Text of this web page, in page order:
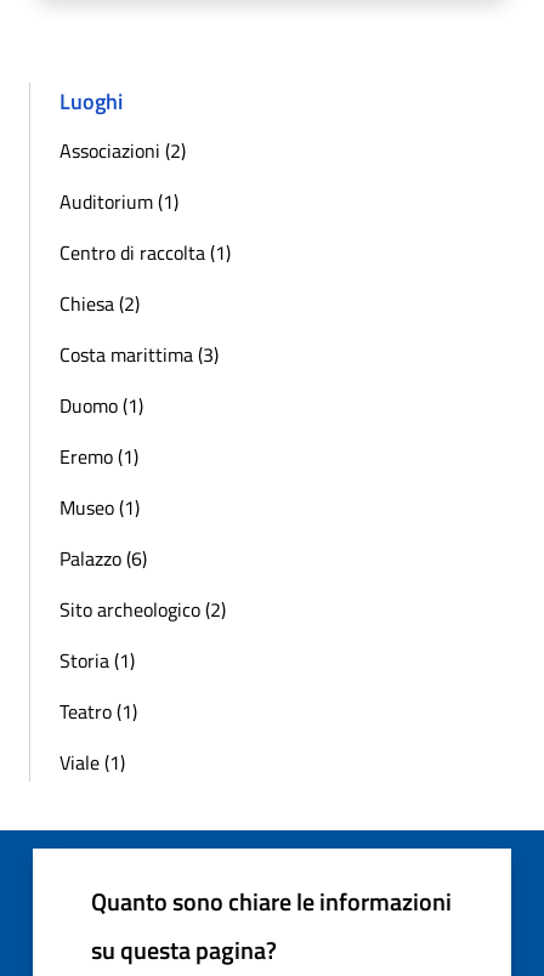
Luoghi
Associazioni (2)
Auditorium (1)
Centro di raccolta (1)
Chiesa (2)
Costa marittima (3)
Duomo (1)
Eremo (1)
Museo (1)
Palazzo (6)
Sito archeologico (2)
Storia (1)
Teatro (1)
Viale (1)
Quanto sono chiare le informazioni
su questa pagina?